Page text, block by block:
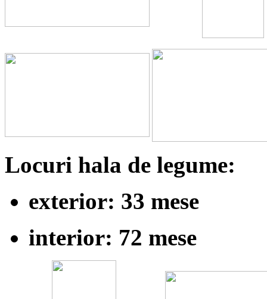
Locuri hala de legume:
exterior: 33 mese
interior: 72 mese